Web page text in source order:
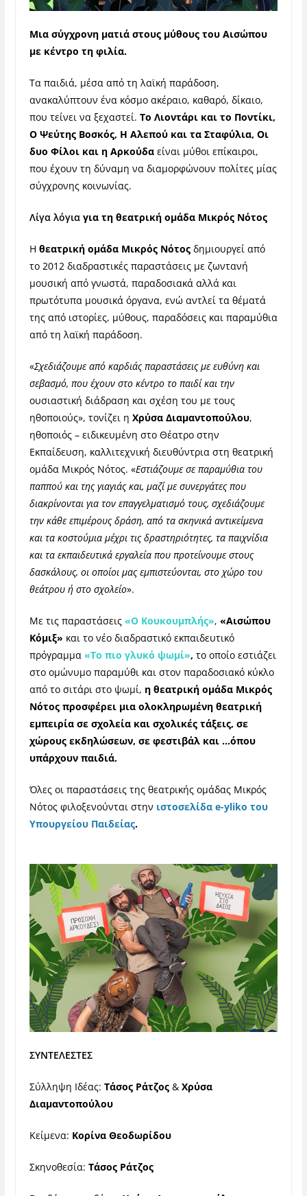
Μια σύγχρονη ματιά στους μύθους του Αισώπου
με κέντρο τη φιλία.
Τα παιδιά, μέσα από τη λαϊκή παράδοση,
ανακαλύπτουν ένα κόσμο ακέραιο, καθαρό, δίκαιο,
που τείνει να ξεχαστεί. Το Λιοντάρι και το Ποντίκι,
Ο Ψεύτης Βοσκός, Η Αλεπού και τα Σταφύλια, Οι
δυο Φίλοι και η Αρκούδαείναι μύθοι επίκαιροι,
που έχουν τη δύναμη να διαμορφώνουν πολίτες μίας
σύγχρονης κοινωνίας.
Λίγα λόγια για τη θεατρική ομάδα Μικρός Νότος
Η θεατρική ομάδα Μικρός Νότοςδημιουργεί από
το 2012 διαδραστικές παραστάσεις με ζωντανή
μουσική από γνωστά, παραδοσιακά αλλά και
πρωτότυπα μουσικά όργανα, ενώ αντλεί τα θέματά
της από ιστορίες, μύθους, παραδόσεις και παραμύθια
από τη λαϊκή παράδοση.
«Σχεδιάζουμε από καρδιάς παραστάσεις με ευθύνη και
σεβασμό, που έχουν στο κέντρο το παιδί και την
ουσιαστική διάδραση και σχέση του με τους
ηθοποιούς», τονίζει η Χρύσα Διαμαντοπούλου,
ηθοποιός – ειδικευμένη στο Θέατρο στην
Εκπαίδευση, καλλιτεχνική διευθύντρια στη θεατρική
ομάδα Μικρός Νότος. «Εστιάζουμε σε παραμύθια του
παππού και της γιαγιάς και, μαζί με συνεργάτες που
διακρίνονται για τον επαγγελματισμό τους, σχεδιάζουμε
την κάθε επιμέρους δράση, από τα σκηνικά αντικείμενα
και τα κοστούμια μέχρι τις δραστηριότητες, τα παιχνίδια
και τα εκπαιδευτικά εργαλεία που προτείνουμε στους
δασκάλους, οι οποίοι μας εμπιστεύονται, στο χώρο του
θεάτρου ή στο σχολείο».
Mε τις παραστάσεις «Ο Κουκουμπλής», «Αισώπου
Κόμιξ» και το νέο διαδραστικό εκπαιδευτικό
πρόγραμμα «Το πιο γλυκό ψωμί», το οποίο εστιάζει
στο ομώνυμο παραμύθι και στον παραδοσιακό κύκλο
από το σιτάρι στο ψωμί, η θεατρική ομάδα Μικρός
Νότος προσφέρει μια ολοκληρωμένη θεατρική
εμπειρία σε σχολεία και σχολικές τάξεις, σε
χώρους εκδηλώσεων, σε φεστιβάλ και …όπου
υπάρχουν παιδιά.
Όλες οι παραστάσεις της θεατρικής ομάδας Μικρός
Νότος φιλοξενούνται στην ιστοσελίδα e-yliko του
Υπουργείου Παιδείας.
ΣΥΝΤΕΛΕΣΤΕΣ
Σύλληψη Ιδέας: Τάσος Ράτζος& Χρύσα
Διαμαντοπούλου
Κείμενα: Κορίνα Θεοδωρίδου
Σκηνοθεσία: Τάσος Ράτζος